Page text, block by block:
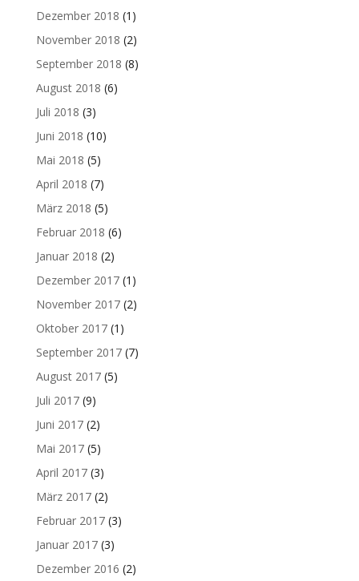
Dezember 2018 (1)
November 2018 (2)
September 2018 (8)
August 2018 (6)
Juli 2018 (3)
Juni 2018 (10)
Mai 2018 (5)
April 2018 (7)
März 2018 (5)
Februar 2018 (6)
Januar 2018 (2)
Dezember 2017(1)
November 2017(2)
Oktober 2017(1)
September 2017(7)
August 2017(5)
Juli 2017(9)
Juni 2017(2)
Mai 2017(5)
April 2017(3)
März 2017(2)
Februar 2017(3)
Januar 2017(3)
Dezember 2016 (2)